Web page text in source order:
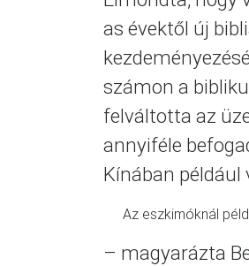
as évektől új
számon a
felváltotta az
annyiféle
Kínában például
Az eszkimóknál
– magyarázta